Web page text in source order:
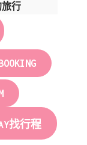
行
找行程